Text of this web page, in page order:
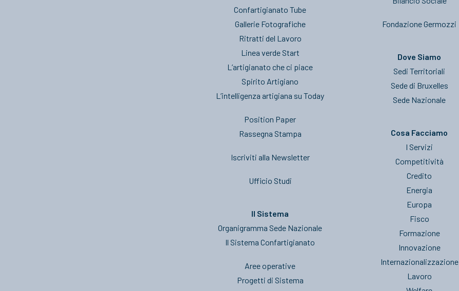
Confartigianato Tube
Gallerie Fotografiche
Ritratti del Lavoro
Linea verde Start
L’artigianato che ci piace
Spirito Artigiano
L’intelligenza artigiana su Today
Position Paper
Rassegna Stampa
Iscriviti alla Newsletter
Ufficio Studi
Il Sistema
Organigramma Sede Nazionale
Il Sistema Confartigianato
Aree operative
Progetti di Sistema
Fondazione Germozzi
Dove Siamo
Sedi Territoriali
Sede di Bruxelles
Sede Nazionale
Cosa Facciamo
I Servizi
Competitività
Credito
Energia
Europa
Fisco
Formazione
Innovazione
Internazionalizzazione
Lavoro